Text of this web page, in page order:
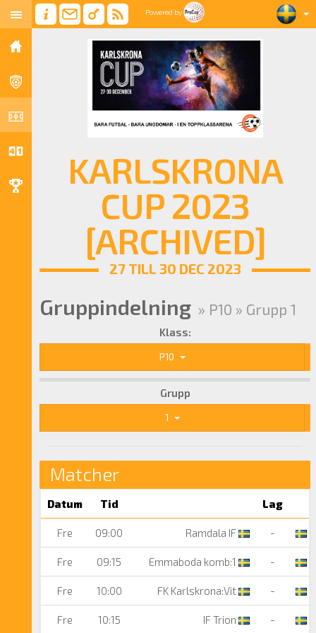
Powered by
KARLSKRONA
CUP 2023
[ARCHIVED]
27 TILL 30 DEC 2023
Gruppindelning » P10 » Grupp 1
Klass:
P10
Grupp
1
Matcher
Datum Tid Lag
Fre 09:00 Ramdala IF -
Fre 09:15 Emmaboda komb:1 -
Fre 10:00 FK Karlskrona:Vit -
Fre 10:15 IF Trion -